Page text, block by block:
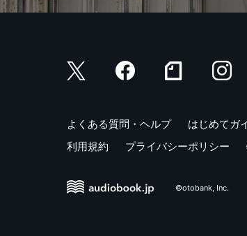
よくある質問・ヘルプ はじめてガ
利用規約
プライバシーポリシー
©otobank, Inc.